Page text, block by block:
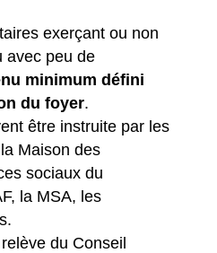
exerçant ou non
avec peu de
minimum défini
du foyer.
être instruite par les
Maison des
sociaux du
la MSA, les
du Conseil